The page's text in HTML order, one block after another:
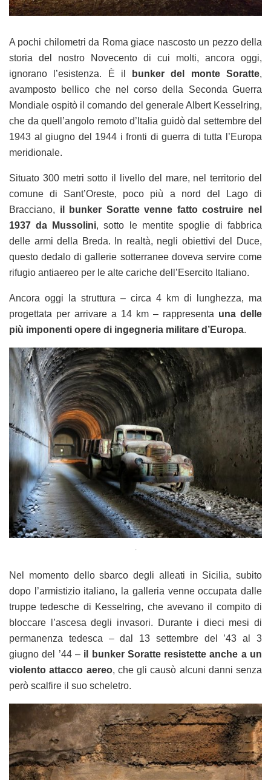
A pochi chilometri da Roma giace nascosto un pezzo della
storia del nostro Novecento di cui molti, ancora oggi,
ignorano l’esistenza. È il
bunker del monte Soratte,
avamposto bellico che nel corso della Seconda Guerra
Mondiale ospitò il comando del generale Albert Kesselring,
che da quell’angolo remoto d’Italia guidò dal settembre del
1943 al giugno del 1944 i fronti di guerra di tutta l’Europa
meridionale.
Situato 300 metri sotto il livello del mare, nel territorio del
comune di Sant’Oreste, poco più a nord del Lago di
Bracciano, il bunker Soratte venne fatto costruire nel
1937 da Mussolini, sotto le mentite spoglie di fabbrica
delle armi della Breda. In realtà, negli obiettivi del Duce,
questo dedalo di gallerie sotterranee doveva servire come
rifugio antiaereo per le alte cariche dell’Esercito Italiano.
Ancora oggi la struttura – circa 4 km di lunghezza, ma
progettata per arrivare a 14 km – rappresenta una delle
più imponenti opere di ingegneria militare d’Europa.
.
Nel momento dello sbarco degli alleati in Sicilia, subito
dopo l’armistizio italiano, la galleria venne occupata dalle
truppe tedesche di Kesselring, che avevano il compito di
bloccare l’ascesa degli invasori. Durante i dieci mesi di
permanenza tedesca – dal 13 settembre del ’43 al 3
giugno del ’44 –il bunker Soratte resistette anche a un
violento attacco aereo, che gli causò alcuni danni senza
però scalfire il suo scheletro.